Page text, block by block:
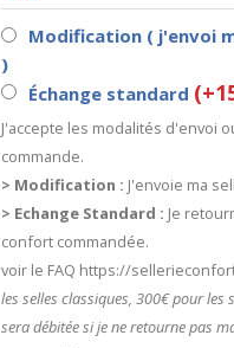
Modification ( j'envoi
)
Échange standard
J'accepte les modalités d'envoi
commande.
> Modification : J'envoie ma
> Echange Standard : Je
confort commandée.
voir le FAQ https://
les selles classiques, 300€ pour les
sera débitée si je ne retourne pas